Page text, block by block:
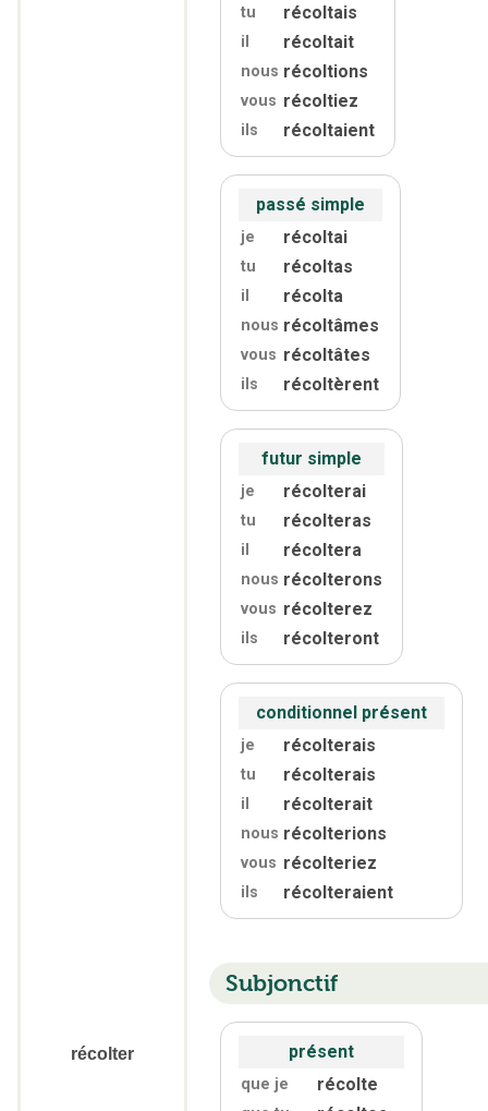
récolter
tu récoltais
il récoltait
nous récoltions
vous récoltiez
ils récoltaient
passé simple
je récoltai
tu récoltas
il récolta
nous récoltâmes
vous récoltâtes
ils récoltèrent
futur simple
je récolterai
tu récolteras
il récoltera
nous récolterons
vous récolterez
ils récolteront
conditionnel présent
je récolterais
tu récolterais
il récolterait
nous récolterions
vous récolteriez
ils récolteraient
Subjonctif
présent
que je récolte